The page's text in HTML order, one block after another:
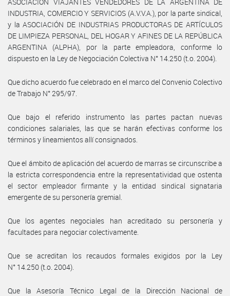
INDUSTRIA, COMERCIO Y SERVICIOS (A.V.V.A.), por la parte sindical,
y la ASOCIACIÓN DE INDUSTRIAS PRODUCTORAS DE ARTÍCULOS
DE LIMPIEZA PERSONAL, DEL HOGAR Y AFINES DE LA REPÚBLICA
ARGENTINA (ALPHA), por la parte empleadora, conforme lo
dispuesto en la Ley de Negociación Colectiva N° 14.250 (t.o. 2004).
Que dicho acuerdo fue celebrado en el marco del Convenio Colectivo
de Trabajo N° 295/97.
Que bajo el referido instrumento las partes pactan nuevas
condiciones salariales, las que se harán efectivas conforme los
términos y lineamientos allí consignados.
Que el ámbito de aplicación del acuerdo de marras se circunscribe a
la estricta correspondencia entre la representatividad que ostenta
el sector empleador firmante y la entidad sindical signataria
emergente de su personería gremial.
Que los agentes negociales han acreditado su personería y
facultades para negociar colectivamente.
Que se acreditan los recaudos formales exigidos por la Ley
N° 14.250 (t.o. 2004).
Que la Asesoría Técnico Legal de la Dirección Nacional de